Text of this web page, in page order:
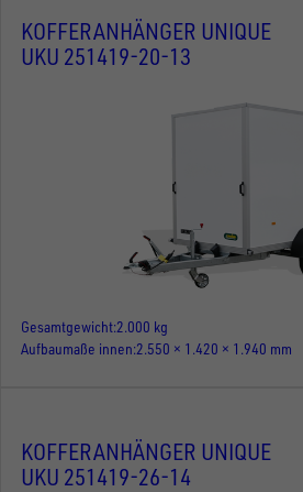
KOFFERANHÄNGER UNIQUE
UKU 251419-20-13
Gesamtgewicht2.000 kg
Aufbaumaße innen 2.550 × 1.420 × 1.940 mm
KOFFERANHÄNGER UNIQUE
UKU 251419-26-14